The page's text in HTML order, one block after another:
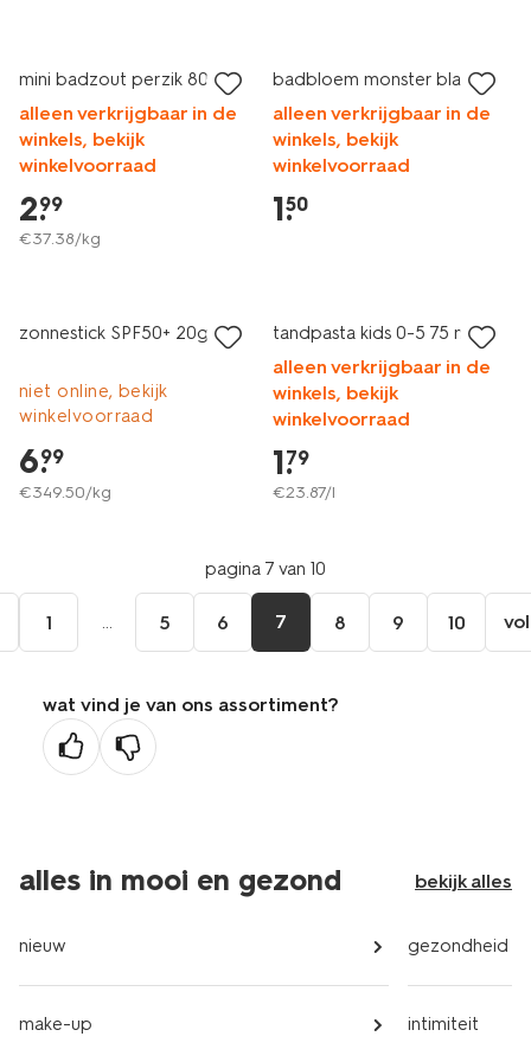
mini badzout perzik 80g
alleen verkrijgbaar in de
winkels, bekijk
winkelvoorraad
2.
99
€37.38/kg
badbloem monster blauw
alleen verkrijgbaar in de
winkels, bekijk
winkelvoorraad
1.
50
zonnestick SPF50+ 20g
niet online, bekijk
winkelvoorraad
6.
99
€349.50/kg
tandpasta kids 0-5 75 ml
alleen verkrijgbaar in de
winkels, bekijk
winkelvoorraad
1.
79
€23.87/l
pagina 7 van 10
1 ... 5 6 7 8 9 10
wat vind je van ons assortiment?
alles in mooi en gezond bekijk alles
nieuw
make-up
gezondheid
intimiteit